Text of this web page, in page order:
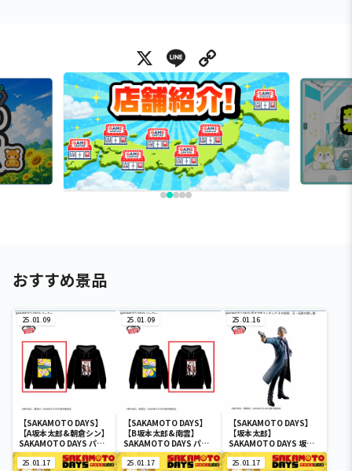
X Line
おすすめ景品
25.01.09
【SAKAMOTO DAYS】
【A坂本太郎&朝倉シン】
SAKAMOTO DAYS パー
カー
25.01.09
【SAKAMOTO DAYS】
【B坂本太郎&南雲】
SAKAMOTO DAYS パー
カー
25.01.16
【SAKAMOTO DAYS】
【坂本太郎】
SAKAMOTO DAYS 坂本
太郎フィギュア-その店
長、元・伝説の殺し屋-
25.01.17 25.01.17 25.01.17